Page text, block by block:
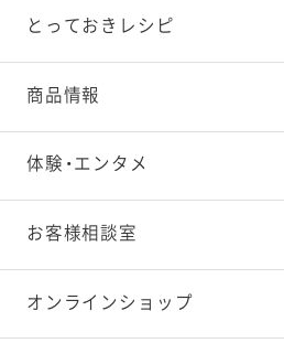
とっておきレシピ
とっておきレシピトップ
素材の知識
料理の基本
特集レシピ
商品情報
商品情報トップ
新商品・リニューアル品一覧
販売終了商品一覧
体験・エンタメ
体験・エンタメトップ
マヨテラス（見学施設）
お客様相談室
お客様相談室トップ
オンラインショップ